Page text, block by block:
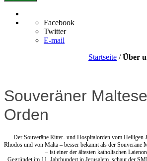
Facebook
Twitter
E-mail
Startseite /Über
Souveräner
Orden
Der Souveräne Ritter- und Hospitalorden vom Heiligen
Rhodos und von Malta – besser bekannt als der
– ist einer der ältesten katholischen
Gegründet im 11. Jahrhundert in Jerusalem, schaut der